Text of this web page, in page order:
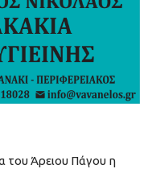
του Άρειου Πάγου η